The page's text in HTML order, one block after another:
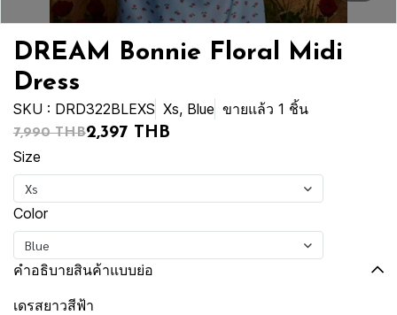
DREAM Bonnie Floral Midi
Dress
SKU : DRD322BLEXS Xs, Blue ขายแล้ว 1 ชิ้น
7,990 THB2,397 THB
Size
Xs
Color
Blue
คำอธิบายสินค้าแบบย่อ
เดรสยาวสีฟ้า